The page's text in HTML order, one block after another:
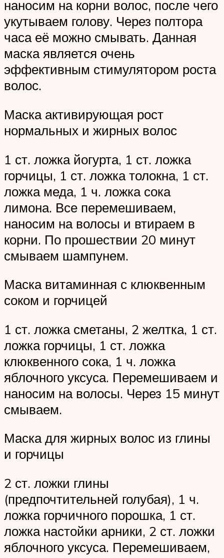
наносим на корни волос, после чего
укутываем голову. Через полтора
часа её можно смывать. Данная
маска является очень
эффективным стимулятором роста
волос.
Маска активирующая рост
нормальных и жирных волос
1 ст. ложка йогурта, 1 ст. ложка
горчицы, 1 ст. ложка толокна, 1 ст.
ложка меда, 1 ч. ложка сока
лимона. Все перемешиваем,
наносим на волосы и втираем в
корни. По прошествии 20 минут
смываем шампунем.
Маска витаминная с клюквенным
соком и горчицей
1 ст. ложка сметаны, 2 желтка, 1 ст.
ложка горчицы, 1 ст. ложка
клюквенного сока, 1 ч. ложка
яблочного уксуса. Перемешиваем и
наносим на волосы. Через 15 минут
смываем.
Маска для жирных волос из глины
и горчицы
2 ст. ложки глины
(предпочтительней голубая), 1 ч.
ложка горчичного порошка, 1 ст.
ложка настойки арники, 2 ст. ложки
яблочного уксуса. Перемешиваем,